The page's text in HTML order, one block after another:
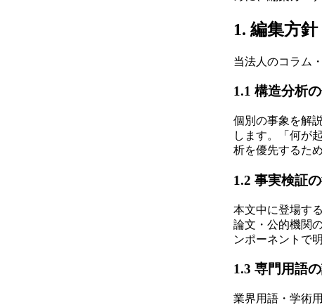
1. 編集方針
当法人のコラム
1.1 構造分析
個別の事象を解
します。「何が
析を優先するた
1.2 事実検証
本文中に登場す
論文・公的機関
ンポーネントで
1.3 専門用語
業界用語・学術